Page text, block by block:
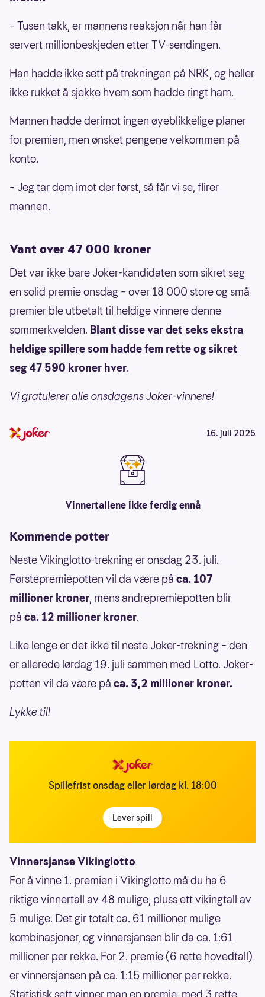
– Tusen takk, er mannens reaksjon når han får
servert millionbeskjeden etter TV-sendingen.
Han hadde ikke sett på trekningen på NRK, og heller
ikke rukket å sjekke hvem som hadde ringt ham.
Mannen hadde derimot ingen øyeblikkelige planer
for premien, men ønsket pengene velkommen på
konto.
– Jeg tar dem imot der først, så får vi se, flirer
mannen.
Vant over 47 000 kroner
Det var ikke bare Joker-kandidaten som sikret seg
en solid premie onsdag – over 18 000 store og små
premier ble utbetalt til heldige vinnere denne
sommerkvelden. Blant disse var det seks ekstra
heldige spillere som hadde fem rette og sikret
seg 47 590 kroner hver.
Vi gratulerer alle onsdagens Joker-vinnere!
16. juli 2025
Vinnertallene ikke ferdig ennå
Kommende potter
Neste Vikinglotto-trekning er onsdag 23. juli.
Førstepremiepotten vil da være på ca. 107
millioner kroner, mens andrepremiepotten blir
på ca. 12 millioner kroner.
Like lenge er det ikke til neste Joker-trekning – den
er allerede lørdag 19. juli sammen med Lotto. Joker-
potten vil da være på ca. 3,2 millioner kroner.
Lykke til!
Spillefrist onsdag eller lørdag kl. 18:00
Lever spill
Vinnersjanse Vikinglotto
For å vinne 1. premien i Vikinglotto må du ha 6
riktige vinnertall av 48 mulige, pluss ett vikingtall av
5 mulige. Det gir totalt ca. 61 millioner mulige
kombinasjoner, og vinnersjansen blir da ca. 1:61
millioner per rekke. For 2. premie (6 rette hovedtall)
er vinnersjansen på ca. 1:15 millioner per rekke.